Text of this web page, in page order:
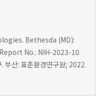
Bethesda (MD):
No.: NIH-2023-10.
부산: 표준환경연구원; 2022.